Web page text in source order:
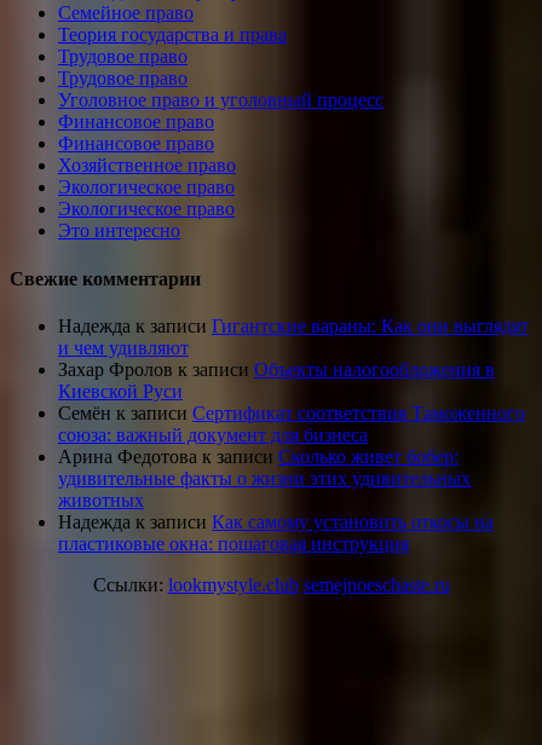
Семейное право
Теория государства и права
Трудовое право
Трудовое право
Уголовное право и уголовный процесс
Финансовое право
Финансовое право
Хозяйственное право
Экологическое право
Экологическое право
Это интересно
Свежие комментарии
Надежда к записи Гигантские вараны: Как они выглядят
и чем удивляют
Захар Фролов к записи Объекты налогообложения в
Киевской Руси
Семён к записи Сертификат соответствия Таможенного
союза: важный документ для бизнеса
Арина Федотова к записи Сколько живет бобер:
удивительные факты о жизни этих удивительных
животных
Надежда к записи Как самому установить откосы на
пластиковые окна: пошаговая инструкция
Ссылки: lookmystyle.club semejnoeschaste.ru